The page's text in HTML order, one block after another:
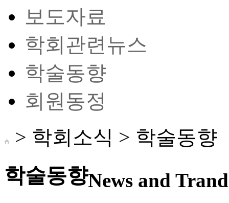
보도자료
학회관련뉴스
학술동향
회원동정
> 학회소식 > 학술동향
학술동향News and